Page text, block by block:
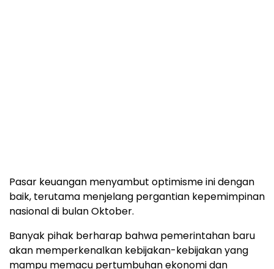
Pasar keuangan menyambut optimisme ini dengan
baik, terutama menjelang pergantian kepemimpinan
nasional di bulan Oktober.
Banyak pihak berharap bahwa pemerintahan baru
akan memperkenalkan kebijakan-kebijakan yang
mampu memacu pertumbuhan ekonomi dan